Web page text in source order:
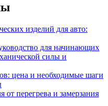
изделий для авто:
для начинающих
силы и
цена и необходимые шаги
от перегрева и замерзания